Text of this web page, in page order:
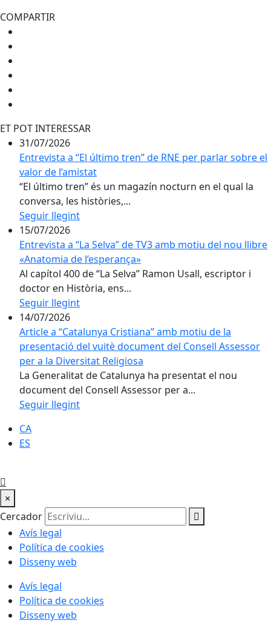
COMPARTIR
ET POT INTERESSAR
31/07/2026
Entrevista a “El último tren” de RNE per parlar sobre el
valor de l’amistat
“El último tren” és un magazín nocturn en el qual la
conversa, les històries,...
Seguir llegint
15/07/2026
Entrevista a “La Selva” de TV3 amb motiu del nou llibre
«Anatomia de l’esperança»
Al capítol 400 de “La Selva” Ramon Usall, escriptor i
doctor en Història, ens...
Seguir llegint
14/07/2026
Article a “Catalunya Cristiana” amb motiu de la
presentació del vuitè document del Consell Assessor
per a la Diversitat Religiosa
La Generalitat de Catalunya ha presentat el nou
document del Consell Assessor per a...
Seguir llegint
CA
ES
×
Cercador
Avís legal
Política de cookies
Disseny web
Avís legal
Política de cookies
Disseny web